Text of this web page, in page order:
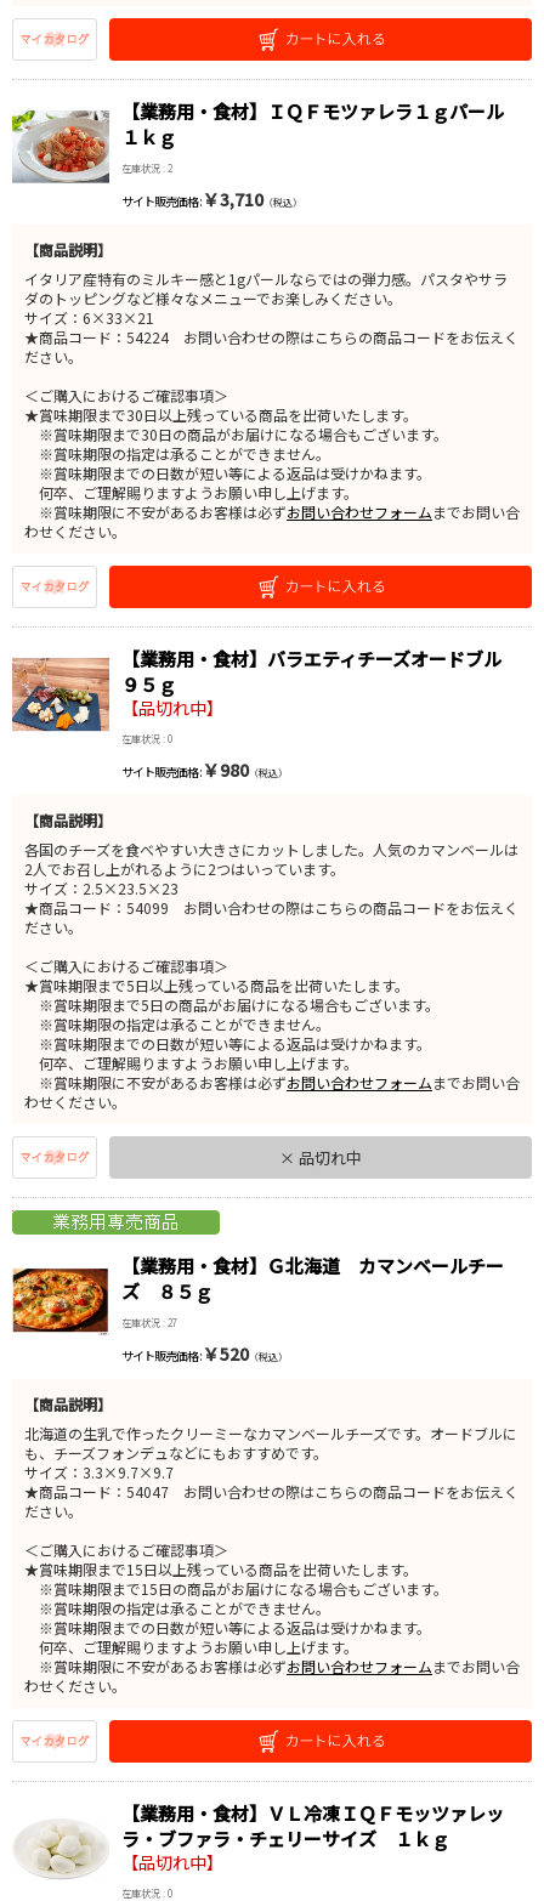
【業務用・食材】ＩＱＦモツァレラ１ｇパール
１ｋｇ
在庫状況 : 2
サイト販売価格 : ￥3,710（税込）
【商品説明】
イタリア産特有のミルキー感と1gパールならではの弾力感。パスタやサラ
ダのトッピングなど様々なメニューでお楽しみください。
サイズ：6×33×21
★商品コード：54224 お問い合わせの際はこちらの商品コードをお伝えく
ださい。
＜ご購入におけるご確認事項＞
★賞味期限まで30日以上残っている商品を出荷いたします。
※賞味期限まで30日の商品がお届けになる場合もございます。
※賞味期限の指定は承ることができません。
※賞味期限までの日数が短い等による返品は受けかねます。
何卒、ご理解賜りますようお願い申し上げます。
※賞味期限に不安があるお客様は必ずお問い合わせフォームまでお問い合
わせください。
【業務用・食材】バラエティチーズオードブル
９５ｇ
【品切れ中】
在庫状況 : 0
サイト販売価格 : ￥980（税込）
【商品説明】
各国のチーズを食べやすい大きさにカットしました。人気のカマンベールは
2人でお召し上がれるように2つはいっています。
サイズ：2.5×23.5×23
★商品コード：54099 お問い合わせの際はこちらの商品コードをお伝えく
ださい。
＜ご購入におけるご確認事項＞
★賞味期限まで5日以上残っている商品を出荷いたします。
※賞味期限まで5日の商品がお届けになる場合もございます。
※賞味期限の指定は承ることができません。
※賞味期限までの日数が短い等による返品は受けかねます。
何卒、ご理解賜りますようお願い申し上げます。
※賞味期限に不安があるお客様は必ずお問い合わせフォームまでお問い合
わせください。
× 品切れ中
【業務用・食材】Ｇ北海道 カマンベールチー
ズ ８５ｇ
在庫状況 : 27
サイト販売価格 : ￥520（税込）
【商品説明】
北海道の生乳で作ったクリーミーなカマンベールチーズです。オードブルに
も、チーズフォンデュなどにもおすすめです。
サイズ：3.3×9.7×9.7
★商品コード：54047 お問い合わせの際はこちらの商品コードをお伝えく
ださい。
＜ご購入におけるご確認事項＞
★賞味期限まで15日以上残っている商品を出荷いたします。
※賞味期限まで15日の商品がお届けになる場合もございます。
※賞味期限の指定は承ることができません。
※賞味期限までの日数が短い等による返品は受けかねます。
何卒、ご理解賜りますようお願い申し上げます。
※賞味期限に不安があるお客様は必ずお問い合わせフォームまでお問い合
わせください。
【業務用・食材】ＶＬ冷凍ＩＱＦモッツァレッ
ラ・ブファラ・チェリーサイズ １ｋｇ
【品切れ中】
在庫状況 : 0